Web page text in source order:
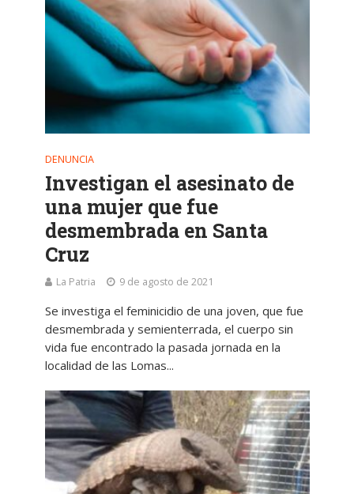
DENUNCIA
Investigan el asesinato de
una mujer que fue
desmembrada en Santa
Cruz
La Patria 9 de agosto de 2021
Se investiga el feminicidio de una joven, que fue
desmembrada y semienterrada, el cuerpo sin
vida fue encontrado la pasada jornada en la
localidad de las Lomas...